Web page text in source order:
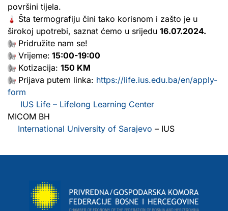
površini tijela.
Šta termografiju čini tako korisnom i zašto je u
širokoj upotrebi, saznat ćemo u srijedu 16.07.2024.
Pridružite nam se!
Vrijeme: 15:00-19:00
Kotizacija: 150 KM
Prijava putem linka: https://life.ius.edu.ba/en/apply-
form
IUS Life – Lifelong Learning Center
MICOM BH
International University of Sarajevo – IUS